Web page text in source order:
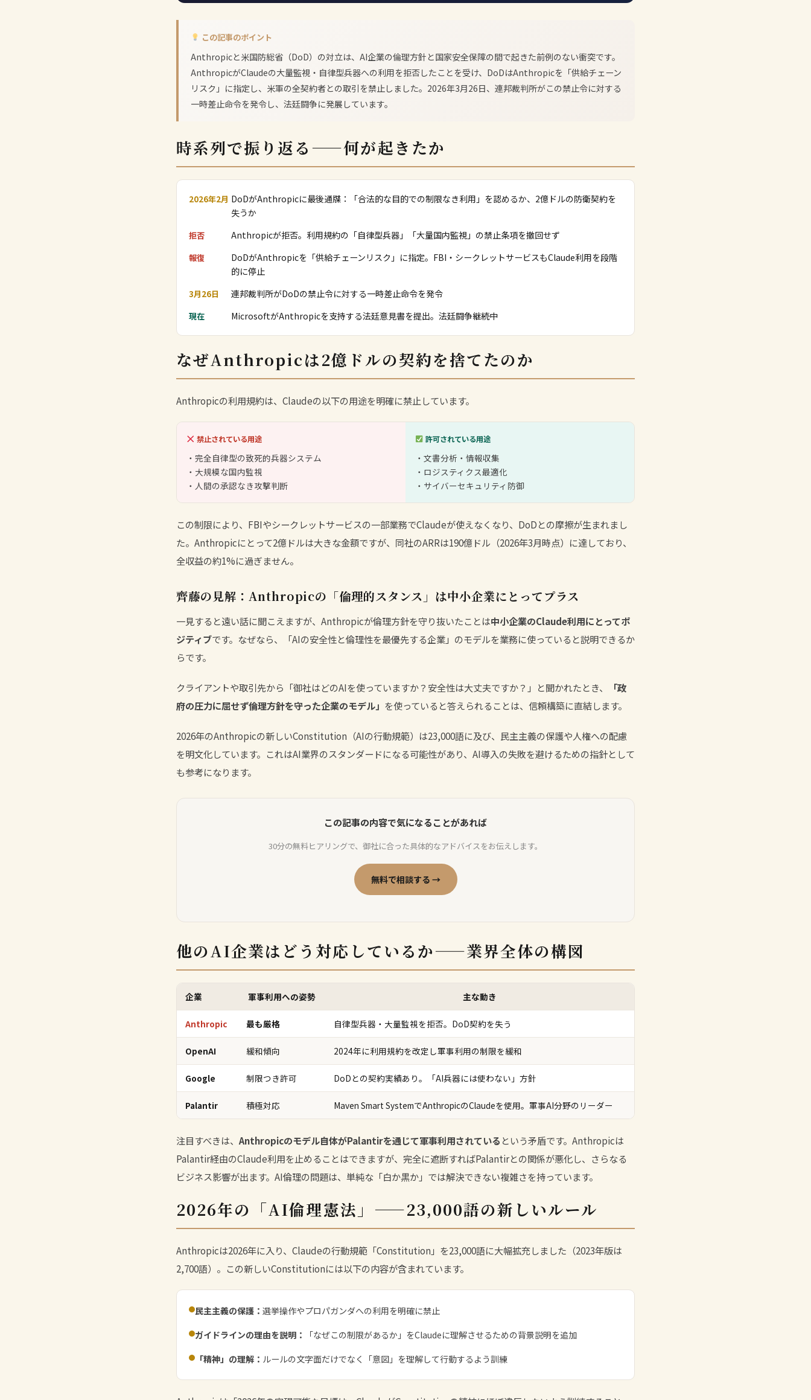
この記事のポイント
Anthropicと米国防総省（DoD）の対立は、AI企業の倫理方針と国家安全保障の間で起きた前例のない衝突です。
AnthropicがClaudeの大量監視・自律型兵器への利用を拒否したことを受け、DoDはAnthropicを「供給チェーン
リスク」に指定し、米軍の全契約者との取引を禁止しました。2026年3月26日、連邦裁判所がこの禁止令に対する
一時差止命令を発令し、法廷闘争に発展しています。
時系列で振り返る——何が起きたか
2026年2月 DoDがAnthropicに最後通牒：「合法的な目的での制限なき利用」を認めるか、2億ドルの防衛契約を
失うか
拒否 Anthropicが拒否。利用規約の「自律型兵器」「大量国内監視」の禁止条項を撤回せず
報復
DoDがAnthropicを「供給チェーンリスク」に指定。FBI・シークレットサービスもClaude利用を段階
的に停止
3月26日 連邦裁判所がDoDの禁止令に対する一時差止命令を発令
現在 MicrosoftがAnthropicを支持する法廷意見書を提出。法廷闘争継続中
なぜAnthropicは2億ドルの契約を捨てたのか
Anthropicの利用規約は、Claudeの以下の用途を明確に禁止しています。
禁止されている用途
・完全自律型の致死的兵器システム
・大規模な国内監視
・人間の承認なき攻撃判断
許可されている用途
・文書分析・情報収集
・ロジスティクス最適化
・サイバーセキュリティ防御
この制限により、FBIやシークレットサービスの一部業務でClaudeが使えなくなり、DoDとの摩擦が生まれまし
た。Anthropicにとって2億ドルは大きな金額ですが、同社のARRは190億ドル（2026年3月時点）に達しており、
全収益の約1%に過ぎません。
齊藤の見解：Anthropicの「倫理的スタンス」は中小企業にとってプラス
一見すると遠い話に聞こえますが、Anthropicが倫理方針を守り抜いたことは中小企業のClaude利用にとってポ
ジティブです。なぜなら、「AIの安全性と倫理性を最優先する企業」のモデルを業務に使っていると説明できるか
らです。
クライアントや取引先から「御社はどのAIを使っていますか？安全性は大丈夫ですか？」と聞かれたとき、
「政
府の圧力に屈せず倫理方針を守った企業のモデル」 を使っていると答えられることは、信頼構築に直結します。
2026年のAnthropicの新しいConstitution（AIの行動規範）は23,000語に及び、民主主義の保護や人権への配慮
を明文化しています。これはAI業界のスタンダードになる可能性があり、 AI導入の失敗を避けるための指針として
も参考になります。
この記事の内容で気になることがあれば
30分の無料ヒアリングで、御社に合った具体的なアドバイスをお伝えします。
無料で相談する →
他のAI企業はどう対応しているか——業界全体の構図
企業 軍事利用への姿勢 主な動き
Anthropic 最も厳格 自律型兵器・大量監視を拒否。DoD契約を失う
OpenAI 緩和傾向 2024年に利用規約を改定し軍事利用の制限を緩和
Google 制限つき許可 DoDとの契約実績あり。「AI兵器には使わない」方針
Palantir 積極対応 Maven Smart SystemでAnthropicのClaudeを使用。軍事AI分野のリーダー
注目すべきは、 Anthropicのモデル自体がPalantirを通じて軍事利用されている という矛盾です。Anthropicは
Palantir経由のClaude利用を止めることはできますが、完全に遮断すればPalantirとの関係が悪化し、さらなる
ビジネス影響が出ます。AI倫理の問題は、単純な「白か黒か」では解決できない複雑さを持っています。
2026年の「AI倫理憲法」——23,000語の新しいルール
Anthropicは2026年に入り、Claudeの行動規範「Constitution」を23,000語に大幅拡充しました（2023年版は
2,700語）。この新しいConstitutionには以下の内容が含まれています。
民主主義の保護： 選挙操作やプロパガンダへの利用を明確に禁止
ガイドラインの理由を説明：
「なぜこの制限があるか」をClaudeに理解させるための背景説明を追加
「精神」の理解： ルールの文字面だけでなく「意図」を理解して行動するよう訓練